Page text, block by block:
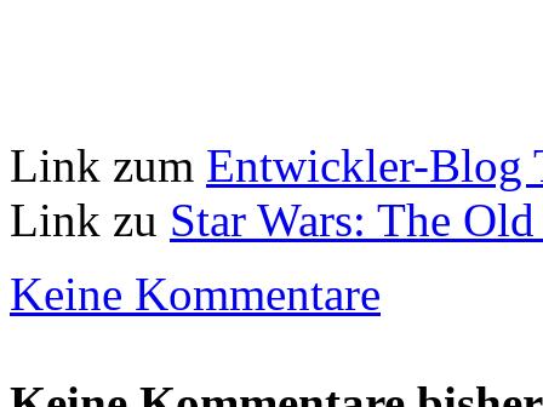
Link zum Entwickler-Blog
Link zu Star Wars: The
Keine Kommentare